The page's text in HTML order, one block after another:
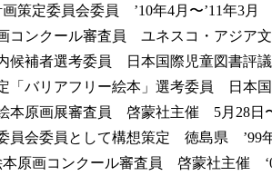
策定委員会委員 ’10年4月〜’11年3月
コンクール審査員 ユネスコ・アジア
候補者選考委員 日本国際児童図書評
「バリアフリー絵本」選考委員 日本
本原画展審査員 啓蒙社主催 5月28日
員会委員として構想策定 徳島県 ’99年
本原画コンクール審査員 啓蒙社主催